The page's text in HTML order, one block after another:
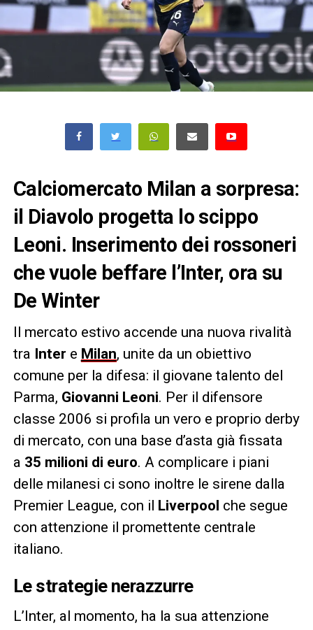
Calciomercato Milan a sorpresa:
il Diavolo progetta lo scippo
Leoni. Inserimento dei rossoneri
che vuole beffare l’Inter, ora su
De Winter
Il mercato estivo accende una nuova rivalità
tra Inter e Milan, unite da un obiettivo
comune per la difesa: il giovane talento del
Parma, Giovanni Leoni. Per il difensore
classe 2006 si profila un vero e proprio derby
di mercato, con una base d’asta già fissata
a 35 milioni di euro. A complicare i piani
delle milanesi ci sono inoltre le sirene dalla
Premier League, con il Liverpool che segue
con attenzione il promettente centrale
italiano.
Le strategie nerazzurre
L’Inter, al momento, ha la sua attenzione